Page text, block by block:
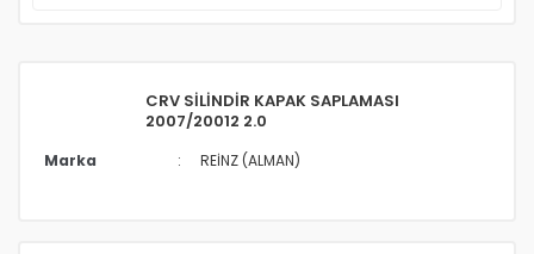
CRV SİLİNDİR KAPAK SAPLAMASI
2007/20012 2.0
Marka REİNZ (ALMAN)